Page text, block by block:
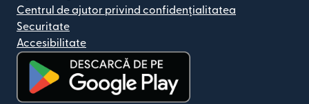
Centrul de ajutor privind confidențialitatea
Securitate
Accesibilitate